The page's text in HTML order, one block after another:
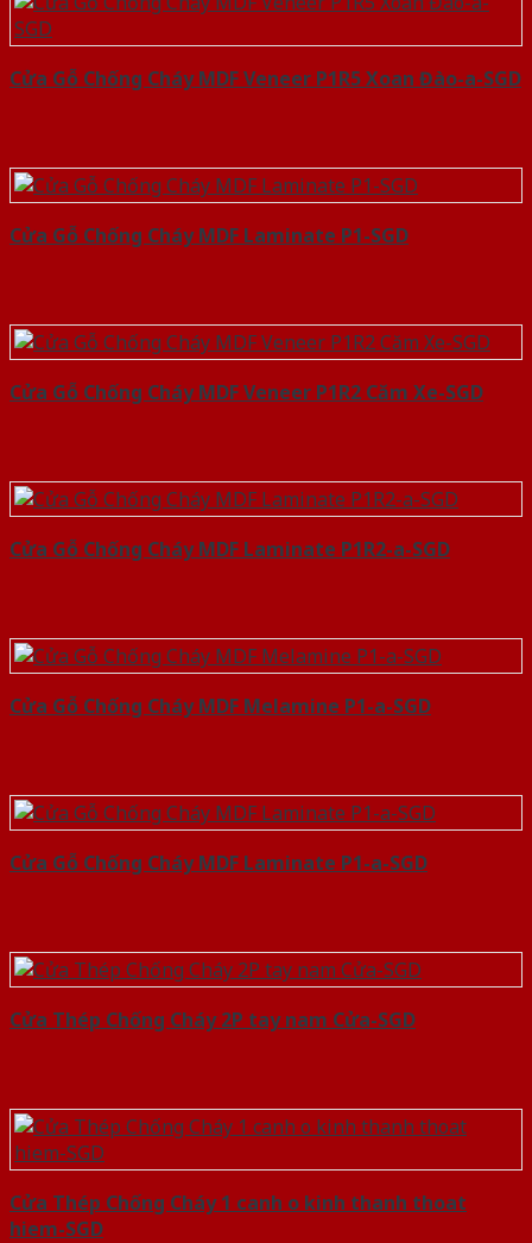
Cửa Gỗ Chống Cháy MDF Veneer P1R5 Xoan Đào-a-SGD
Cửa Gỗ Chống Cháy MDF Laminate P1-SGD
Cửa Gỗ Chống Cháy MDF Veneer P1R2 Căm Xe-SGD
Cửa Gỗ Chống Cháy MDF Laminate P1R2-a-SGD
Cửa Gỗ Chống Cháy MDF Melamine P1-a-SGD
Cửa Gỗ Chống Cháy MDF Laminate P1-a-SGD
Cửa Thép Chống Cháy 2P tay nam Cửa-SGD
Cửa Thép Chống Cháy 1 canh o kinh thanh thoat
hiem-SGD